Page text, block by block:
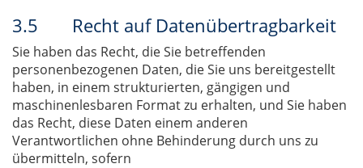
3.5 Recht auf Datenübertragbarkeit
Sie haben das Recht, die Sie betreffenden
personenbezogenen Daten, die Sie uns bereitgestellt
haben, in einem strukturierten, gängigen und
maschinenlesbaren Format zu erhalten, und Sie haben
das Recht, diese Daten einem anderen
Verantwortlichen ohne Behinderung durch uns zu
übermitteln, sofern